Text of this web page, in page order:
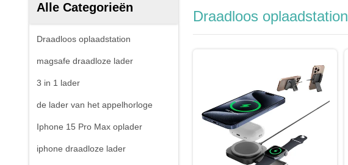
Alle Categorieën
Draadloos oplaadstation
magsafe draadloze lader
3 in 1 lader
de lader van het appelhorloge
Iphone 15 Pro Max oplader
iphone draadloze lader
Draadloos oplaadstation